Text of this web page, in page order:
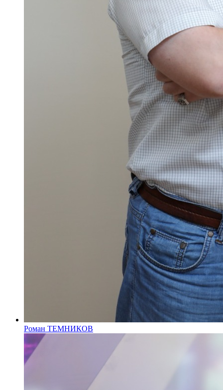
Роман ТЕМНИКОВ